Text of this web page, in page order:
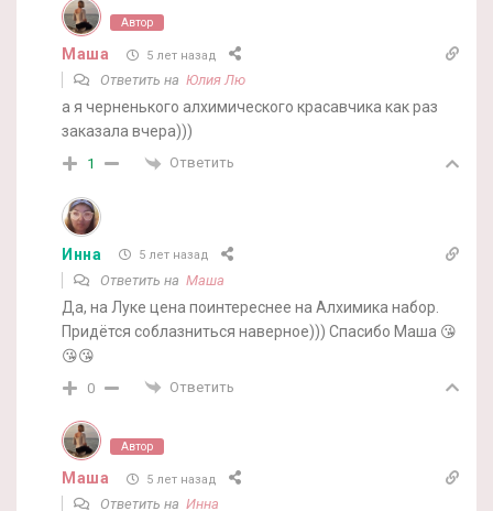
Автор
Маша 5 лет назад
Ответить на Юлия Лю
а я черненького алхимического красавчика как раз
заказала вчера)))
1 Ответить
Инна 5 лет назад
Ответить на Маша
Да, на Луке цена поинтереснее на Алхимика набор.
Придётся соблазниться наверное))) Спасибо Маша 😘
😘😘
0 Ответить
Автор
Маша 5 лет назад
Ответить на Инна